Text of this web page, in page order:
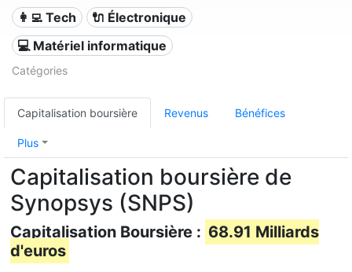
👩‍💻 Tech
🔌 Électronique
💻 Matériel informatique
Catégories
Capitalisation boursière Revenus Bénéfices
Plus
Capitalisation boursière de
Synopsys (SNPS)
Capitalisation Boursière : 68.91 Milliards
d'euros